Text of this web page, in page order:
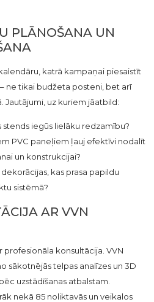
PLĀNOŠANA UN
katrā kampaņai piesaistīt
ne tikai budžeta posteni, bet arī
Jautājumi, uz kuriem jāatbild:
stends iegūs lielāku redzamību?
PVC paneļiem ļauj efektīvi nodalīt
un konstrukcijai?
kas prasa papildu
sistēmā?
AR VVN
profesionāla konsultācija. VVN
sākotnējās telpas analīzes un 3D
uzstādīšanas atbalstam.
nekā 85 noliktavās un veikalos